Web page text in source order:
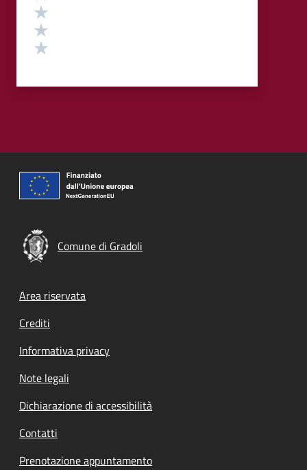
Comune di Gradoli
Footer menu
Area riservata
Crediti
Informativa privacy
Note legali
Dichiarazione di accessibilità
Contatti
Prenotazione appuntamento